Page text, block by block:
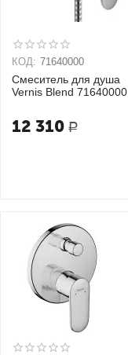
КОД: 71640000
Смеситель для душа
Vernis Blend 71640000
12 310 Р